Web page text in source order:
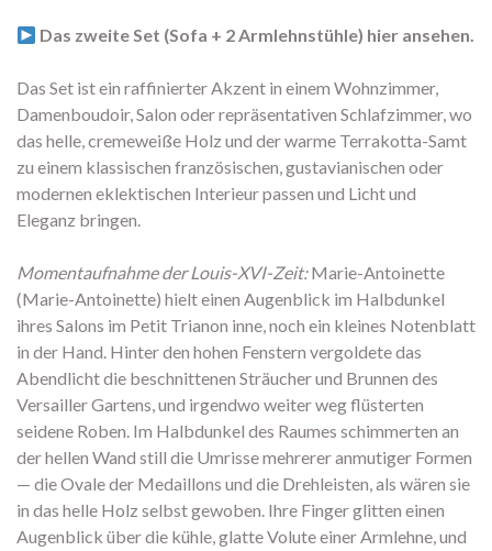
Das zweite Set (Sofa + 2 Armlehnstühle) hier ansehen.
Das Set ist ein raffinierter Akzent in einem Wohnzimmer,
Damenboudoir, Salon oder repräsentativen Schlafzimmer, wo
das helle, cremeweiße Holz und der warme Terrakotta-Samt
zu einem klassischen französischen, gustavianischen oder
modernen eklektischen Interieur passen und Licht und
Eleganz bringen.
Momentaufnahme der Louis-XVI-Zeit:Marie-Antoinette
(Marie-Antoinette) hielt einen Augenblick im Halbdunkel
ihres Salons im Petit Trianon inne, noch ein kleines Notenblatt
in der Hand. Hinter den hohen Fenstern vergoldete das
Abendlicht die beschnittenen Sträucher und Brunnen des
Versailler Gartens, und irgendwo weiter weg flüsterten
seidene Roben. Im Halbdunkel des Raumes schimmerten an
der hellen Wand still die Umrisse mehrerer anmutiger Formen
— die Ovale der Medaillons und die Drehleisten, als wären sie
in das helle Holz selbst gewoben. Ihre Finger glitten einen
Augenblick über die kühle, glatte Volute einer Armlehne, und